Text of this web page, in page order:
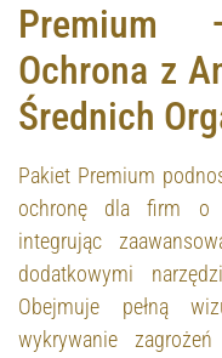
Premium
Ochrona z
Średnich
Pakiet Premium
ochronę dla firm o
integrując
dodatkowymi
Obejmuje pełną
wykrywanie